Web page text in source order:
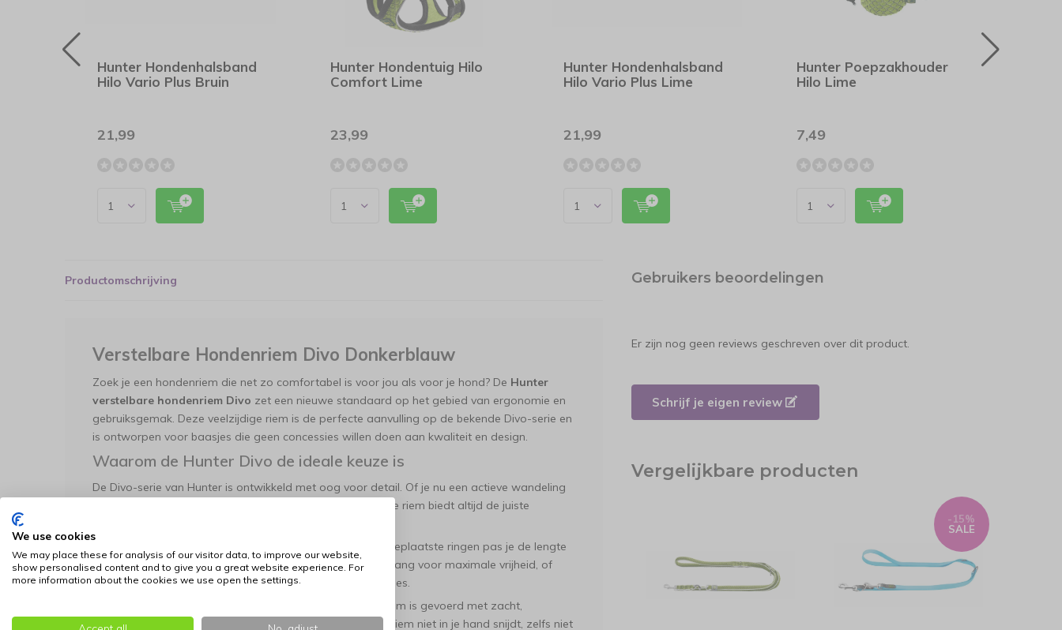
Hunter Hondenhalsband
Hilo Vario Plus Bruin
21,99
Hunter Hondentuig Hilo
Comfort Lime
23,99
Hunter Hondenhalsband
Hilo Vario Plus Lime
21,99
Hunter Poepzakhouder
Hilo Lime
7,49
Productomschrijving
Verstelbare Hondenriem Divo Donkerblauw
Zoek je een hondenriem die net zo comfortabel is voor jou als voor je hond? De Hunter
verstelbare hondenriem Divo zet een nieuwe standaard op het gebied van ergonomie en
gebruiksgemak. Deze veelzijdige riem is de perfecte aanvulling op de bekende Divo-serie en
is ontworpen voor baasjes die geen concessies willen doen aan kwaliteit en design.
Waarom de Hunter Divo de ideale keuze is
De Divo-serie van Hunter is ontwikkeld met oog voor detail. Of je nu een actieve wandeling
maakt of een ontspannen rondje door de stad loopt, deze riem biedt altijd de juiste
Dankzij de drie strategisch geplaatste ringen pas je de lengte
van de riem in een handomdraai aan. Gebruik hem lang voor maximale vrijheid, of
kort wanneer je controle nodig hebt in drukke situaties.
De binnenzijde van de riem is gevoerd met zacht,
ademend mesh-materiaal. Dit zorgt ervoor dat de riem niet in je hand snijdt, zelfs niet
Gebruikers beoordelingen
Er zijn nog geen reviews geschreven over dit product.
Schrijf je eigen review
Vergelijkbare producten
-15%
SALE
We use cookies
We may place these for analysis of our visitor data, to improve our website,
show personalised content and to give you a great website experience. For
more information about the cookies we use open the settings.